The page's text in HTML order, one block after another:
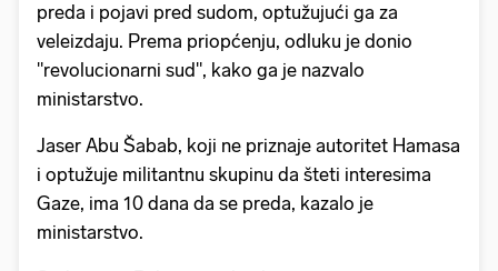
preda i pojavi pred sudom, optužujući ga za
veleizdaju. Prema priopćenju, odluku je donio
"revolucionarni sud", kako ga je nazvalo
ministarstvo.
Jaser Abu Šabab, koji ne priznaje autoritet Hamasa
i optužuje militantnu skupinu da šteti interesima
Gaze, ima 10 dana da se preda, kazalo je
ministarstvo.